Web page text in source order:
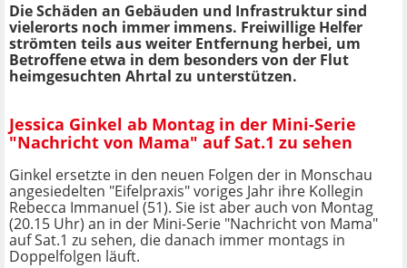
Die Schäden an Gebäuden und Infrastruktur sind
vielerorts noch immer immens. Freiwillige Helfer
strömten teils aus weiter Entfernung herbei, um
Betroffene etwa in dem besonders von der Flut
heimgesuchten Ahrtal zu unterstützen.
Jessica Ginkel ab Montag in der Mini-Serie
"Nachricht von Mama" auf Sat.1 zu sehen
Ginkel ersetzte in den neuen Folgen der in Monschau
angesiedelten "Eifelpraxis" voriges Jahr ihre Kollegin
Rebecca Immanuel (51). Sie ist aber auch von Montag
(20.15 Uhr) an in der Mini-Serie "Nachricht von Mama"
auf Sat.1 zu sehen, die danach immer montags in
Doppelfolgen läuft.